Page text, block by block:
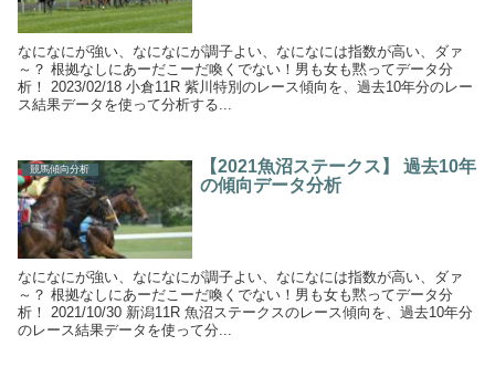
なになにが強い、なになにが調子よい、なになには指数が高い、ダァ
～？ 根拠なしにあーだこーだ喚くでない！男も女も黙ってデータ分
析！ 2023/02/18 小倉11R 紫川特別のレース傾向を、過去10年分のレー
ス結果データを使って分析する...
競馬傾向分析
【2021魚沼ステークス】 過去10年
の傾向データ分析
なになにが強い、なになにが調子よい、なになには指数が高い、ダァ
～？ 根拠なしにあーだこーだ喚くでない！男も女も黙ってデータ分
析！ 2021/10/30 新潟11R 魚沼ステークスのレース傾向を、過去10年分
のレース結果データを使って分...